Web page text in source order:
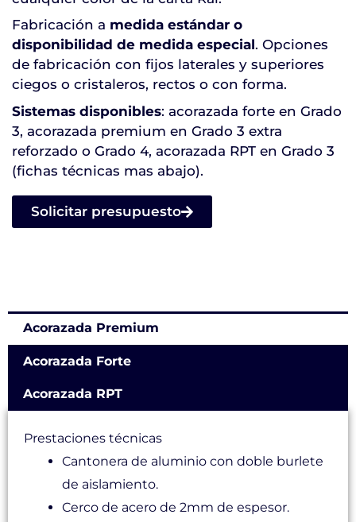
Fabricación a medida estándar o
disponibilidad de medida especial. Opciones
de fabricación con fijos laterales y superiores
ciegos o cristaleros, rectos o con forma.
Sistemas disponibles: acorazada forte en Grado
3, acorazada premium en Grado 3 extra
reforzado o Grado 4, acorazada RPT en Grado 3
(fichas técnicas mas abajo).
Solicitar presupuesto
Acorazada Premium
Acorazada Forte
Acorazada RPT
Prestaciones técnicas
Cantonera de aluminio con doble burlete
de aislamiento.
Cerco de acero de 2mm de espesor.